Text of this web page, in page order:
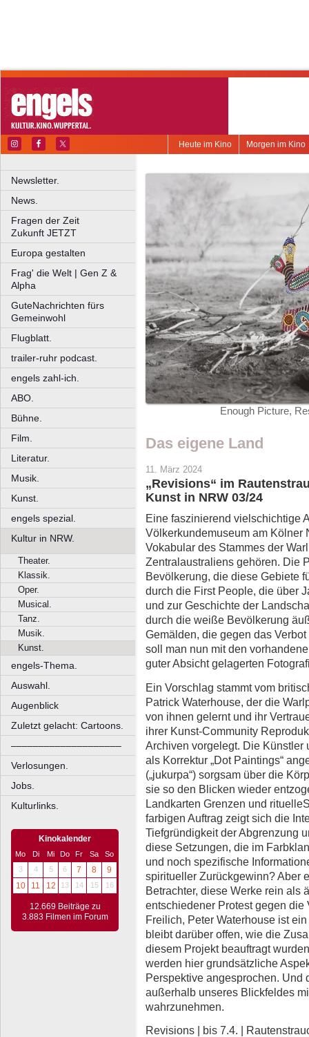
Morgen im Kino
Heute im Kino
Newsletter.
News.
Fragen der Zeit
Zukunft JETZT
Europa gestalten
Frag' die Welt | Gen Z &
Alpha
GuteNachrichten fürs
Gemeinwohl
Flugblatt.
trailer-ruhr podcast.
engels zahl-ich.
ABO.
Bühne.
Film.
Literatur.
Musik.
Kunst.
engels spezial.
Kultur in NRW.
Theater.
Klassik.
Oper.
Musical.
Tanz.
Musik.
Kunst.
engels-Thema.
Auswahl.
Augenblick
Zuletzt gelacht: Cartoons.
––––––––––––––––––––
Verlosungen.
Jobs.
Kulturlinks.
Kinokalender
Mo Di Mi Do Fr Sa
So
3
4 5 6 7 8
9
10
11 12 13 14 15 16
12.669 Beiträge zu
3.883 Filmen im Forum
Enough Picture,
Das eigene Land
11. März 2024
„Revisions“ im
Kunst in NRW 03/24
Eine faszinierend vielschichtige
Völkerkundemuseum am Kölner
Vokabular des Stammes der
Zentralaustraliens gehören. Die
Bevölkerung, die diese Gebiete
durch die First People, die über
und zur Geschichte der
durch die weiße Bevölkerung
Gemälden, die gegen das
soll man nun mit den
guter Absicht gelagerten
Ein Vorschlag stammt vom
Patrick Waterhouse, der die
von ihnen gelernt und ihr
ihrer Kunst-Community
Archiven vorgelegt. Die
als Korrektur „Dot Paintings“
(„jukurpa“) sorgsam über die
sie so den Blicken wieder
Landkarten Grenzen und
farbigen Auftrag zeigt sich die
Tiefgründigkeit der Abgrenzung
diese Setzungen, die im
und noch spezifische
spiritueller Zurückgewinn? Aber
Betrachter, diese Werke rein als
entschiedener Protest gegen
Freilich, Peter Waterhouse ist
bleibt darüber offen, wie die
diesem Projekt beauftragt
werden hier grundsätzliche
Perspektive angesprochen. Und
außerhalb unseres Blickfeldes
wahrzunehmen.
Revisions | bis 7.4. |